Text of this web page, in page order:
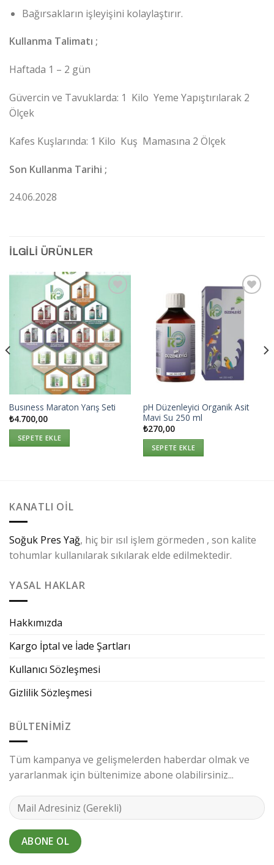
Bağırsakların işleyişini kolaylaştırır.
Kullanma Talimatı ;
Haftada 1 – 2 gün
Güvercin ve Tavuklarda: 1 Kilo Yeme Yapıştırılarak 2
Ölçek
Kafes Kuşlarında: 1 Kilo Kuş Mamasına 2 Ölçek
Son Kullanma Tarihi ;
24.06.2028
İLGILI ÜRÜNLER
İstek
Listeme
Ekle
Busıness Maraton Yarış Seti
₺4.700,00
SEPETE EKLE
Ekle
pH Düzenleyici Organik Asit
Mavi Su 250 ml
₺270,00
SEPETE EKLE
KANATLI OIL
Soğuk Pres Yağ, hiç bir ısıl işlem görmeden , son kalite
tohumlar kullanılarak sıkılarak elde edilmektedir.
YASAL HAKLAR
Hakkımızda
Kargo İptal ve İade Şartları
Kullanıcı Sözleşmesi
Gizlilik Sözleşmesi
BÜLTENIMIZ
Tüm kampanya ve gelişmelerden haberdar olmak ve
yararlanmak için bültenimize abone olabilirsiniz...